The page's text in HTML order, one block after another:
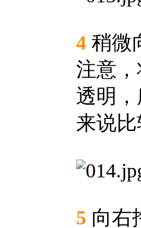
4 稍微
注意
透明
来说比
5 向右